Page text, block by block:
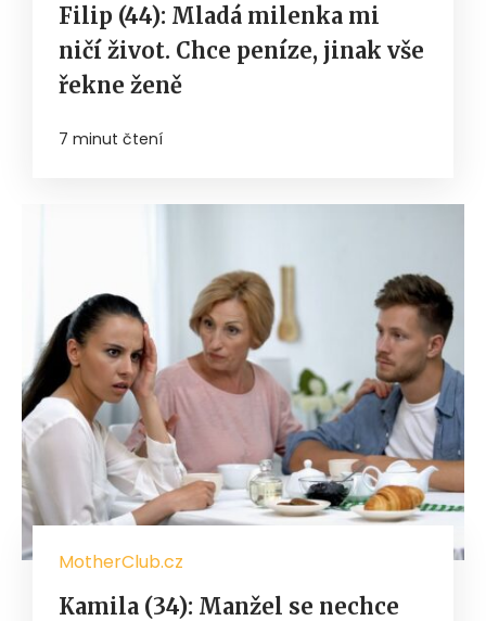
Filip (44): Mladá milenka mi
ničí život. Chce peníze, jinak vše
řekne ženě
7 minut čtení
MotherClub.cz
Kamila (34): Manžel se nechce